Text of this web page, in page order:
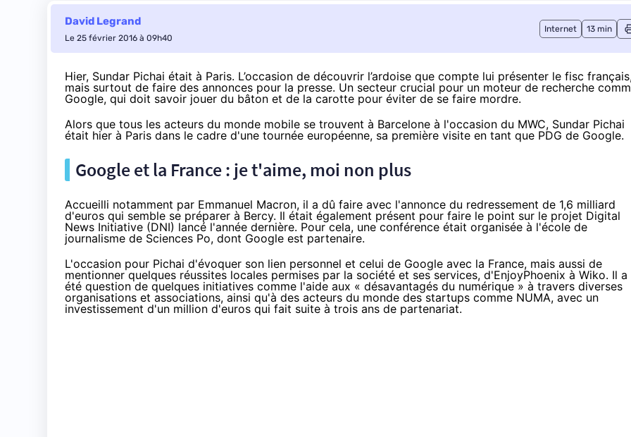
David Legrand
Le 25 février 2016 à 09h40
Internet 13 min
Hier, Sundar Pichai était à Paris. L’occasion de découvrir l’ardoise que compte lui présenter le fisc
mais surtout de faire des annonces pour la presse. Un secteur crucial pour un moteur de recherche
Google, qui doit savoir jouer du bâton et de la carotte pour éviter de se faire mordre.
Alors que tous les acteurs du monde mobile se trouvent à Barcelone à l'occasion du MWC, Sundar Pichai
était hier à Paris dans le cadre d'une tournée européenne, sa première visite en tant que PDG de Google.
Google et la France : je t'aime, moi non plus
Accueilli notamment par Emmanuel Macron, il a dû faire avec l'annonce du redressement de 1,6 milliard
d'euros qui semble se préparer à Bercy. Il était également présent pour faire le point sur le projet Digital
News Initiative (DNI) lancé l'année dernière. Pour cela, une conférence était organisée à l'école de
journalisme de Sciences Po, dont Google est partenaire.
L'occasion pour Pichai d'évoquer son lien personnel et celui de Google avec la France, mais aussi de
mentionner quelques réussites locales permises par la société et ses services, d'EnjoyPhoenix à Wiko. Il a
été question de quelques initiatives comme l'aide aux « désavantagés du numérique » à travers diverses
organisations et associations, ainsi qu'à des acteurs du monde des startups comme NUMA, avec un
investissement d'un million d'euros qui fait suite à trois ans de partenariat.